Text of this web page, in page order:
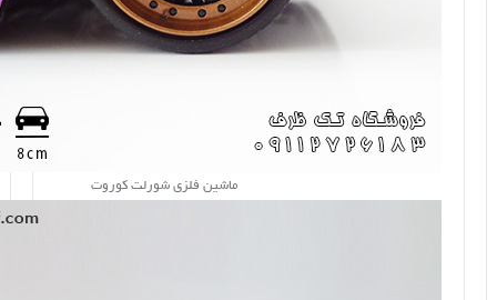
ماشین فلزی شورلت کوروت